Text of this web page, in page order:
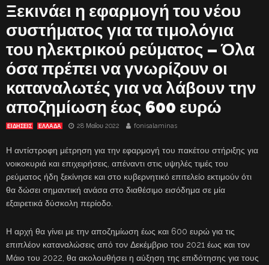
Ξεκινάει η εφαρμογή του νέου
συστήματος για τα τιμολόγια
του ηλεκτρικού ρεύματος – Όλα
όσα πρέπει να γνωρίζουν οι
καταναλωτές για να λάβουν την
αποζημίωση έως 600 ευρώ
ΕΙΔΗΣΕΙΣ ΕΛΛΑΔΑ 28 Μαΐου 2022 fonisalaminas
Η αντίστροφη μέτρηση για την εφαρμογή του πακέτου στήριξης για
νοικοκυριά και επιχειρήσεις, απέναντι στις υψηλές τιμές του
ρεύματος ήδη ξεκίνησε και στο κυβερνητικό επιτελείο εκτιμούν ότι
θα δώσει σημαντική ανάσα στο διαθέσιμο εισόδημα σε μία
εξαιρετικά δύσκολη περίοδο.
Η αρχή θα γίνει με την αποζημίωση έως και 600 ευρώ για τις
επιπλέον καταναλώσεις από τον Δεκέμβριο του 2021 έως και τον
Μάιο του 2022, θα ακολουθήσει η αύξηση της επιδότησης για τους